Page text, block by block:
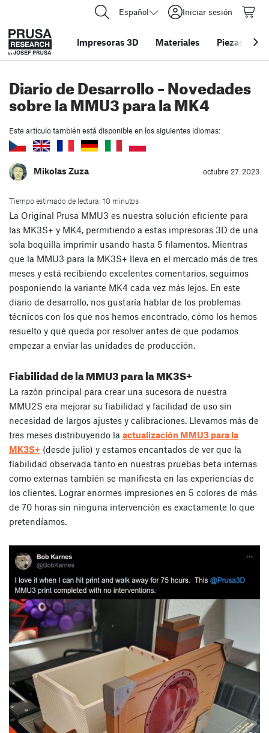
Español Iniciar sesión
Impresoras 3D Materiales Piezas y
Diario de Desarrollo – Novedades
sobre la MMU3 para la MK4
Este artículo también está disponible en los siguientes idiomas:
Mikolas Zuza octubre 27. 2023
Tiempo estimado de lectura: 10 minutos
La Original Prusa MMU3 es nuestra solución eficiente para
las MK3S+ y MK4, permitiendo a estas impresoras 3D de una
sola boquilla imprimir usando hasta 5 filamentos. Mientras
que la MMU3 para la MK3S+ lleva en el mercado más de tres
meses y está recibiendo excelentes comentarios, seguimos
posponiendo la variante MK4 cada vez más lejos. En este
diario de desarrollo, nos gustaría hablar de los problemas
técnicos con los que nos hemos encontrado, cómo los hemos
resuelto y qué queda por resolver antes de que podamos
empezar a enviar las unidades de producción.
Fiabilidad de la MMU3 para la MK3S+
La razón principal para crear una sucesora de nuestra
MMU2S era mejorar su fiabilidad y facilidad de uso sin
necesidad de largos ajustes y calibraciones. Llevamos más de
tres meses distribuyendo la actualización MMU3 para la
MK3S+ (desde julio) y estamos encantados de ver que la
fiabilidad observada tanto en nuestras pruebas beta internas
como externas también se manifiesta en las experiencias de
los clientes. Lograr enormes impresiones en 5 colores de más
de 70 horas sin ninguna intervención es exactamente lo que
pretendíamos.